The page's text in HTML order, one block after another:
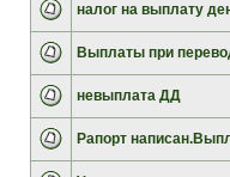
налог на выплату
Выплаты при
невыплата ДД
Рапорт